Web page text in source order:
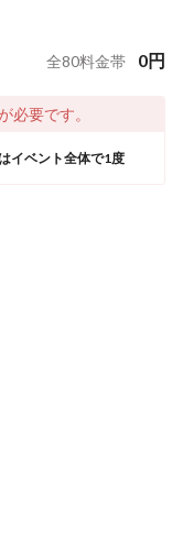
全80料金帯 0円
必要です。
イベント全体で1度